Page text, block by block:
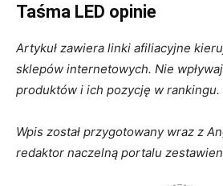
Taśma LED opinie
Artykuł zawiera linki afiliacyjne
sklepów internetowych. Nie
produktów i ich pozycję w rankingu.
Wpis został przygotowany wraz z
redaktor naczelną portalu